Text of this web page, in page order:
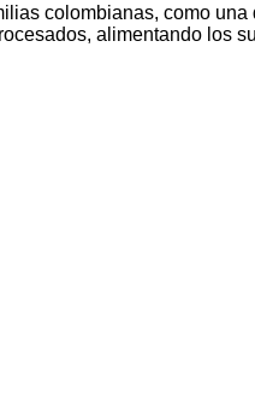
colombianas, como
alimentando los